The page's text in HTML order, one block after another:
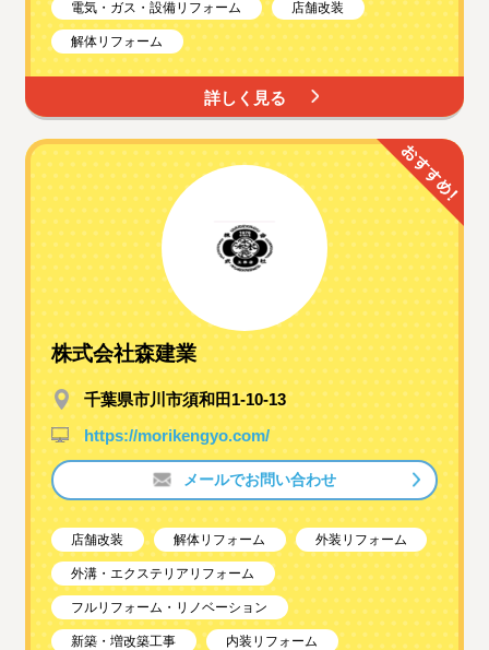
電気・ガス・設備リフォーム 店舗改装
解体リフォーム
詳しく見る
株式会社森建業
千葉県市川市須和田1-10-13
https://morikengyo.com/
メールでお問い合わせ
店舗改装 解体リフォーム 外装リフォーム
外溝・エクステリアリフォーム
フルリフォーム・リノベーション
新築・増改築工事 内装リフォーム